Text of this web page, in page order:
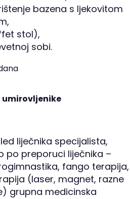
bazena s ljekovitom
stol),
sobi.
liječnika specijalista,
po preporuci liječnika –
fango terapija,
(laser, magnet, razne
grupna medicinska